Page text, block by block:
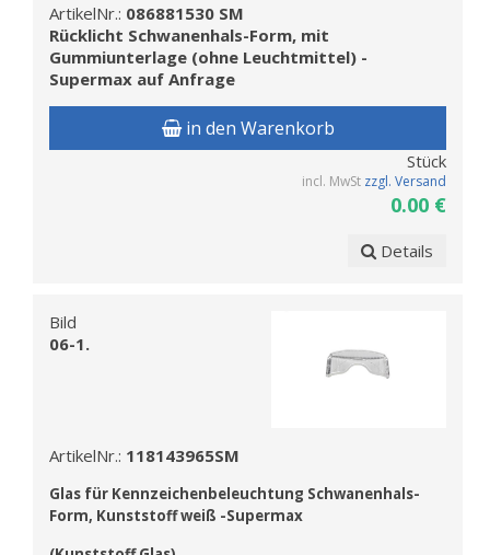
ArtikelNr.: 086881530 SM
Rücklicht Schwanenhals-Form, mit
Gummiunterlage (ohne Leuchtmittel) -
Supermax auf Anfrage
in den Warenkorb
Stück
incl. MwSt zzgl. Versand
0.00 €
Details
Bild
06-1.
ArtikelNr.: 118143965SM
Glas für Kennzeichenbeleuchtung Schwanenhals-
Form, Kunststoff weiß -Supermax